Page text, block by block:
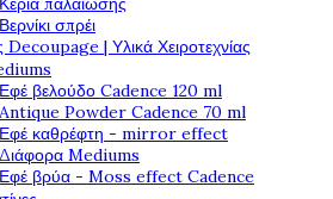
Βερνίκι σπρέι
Decoupage | Υλικά Χειροτεχνίας
Εφέ βελούδο Cadence 120 ml
Antique Powder Cadence 70 ml
Εφέ καθρέφτη - mirror effect
Διάφορα Mediums
Εφέ βρύα - Moss effect Cadence